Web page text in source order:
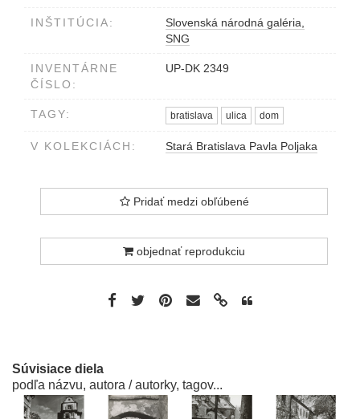
INŠTITÚCIA:
Slovenská národná galéria,
SNG
INVENTÁRNE
ČÍSLO:
UP-DK 2349
TAGY: bratislava ulica dom
V KOLEKCIÁCH: Stará Bratislava Pavla Poljaka
Pridať medzi obľúbené
objednať reprodukciu
Súvisiace diela
podľa názvu, autora / autorky, tagov...